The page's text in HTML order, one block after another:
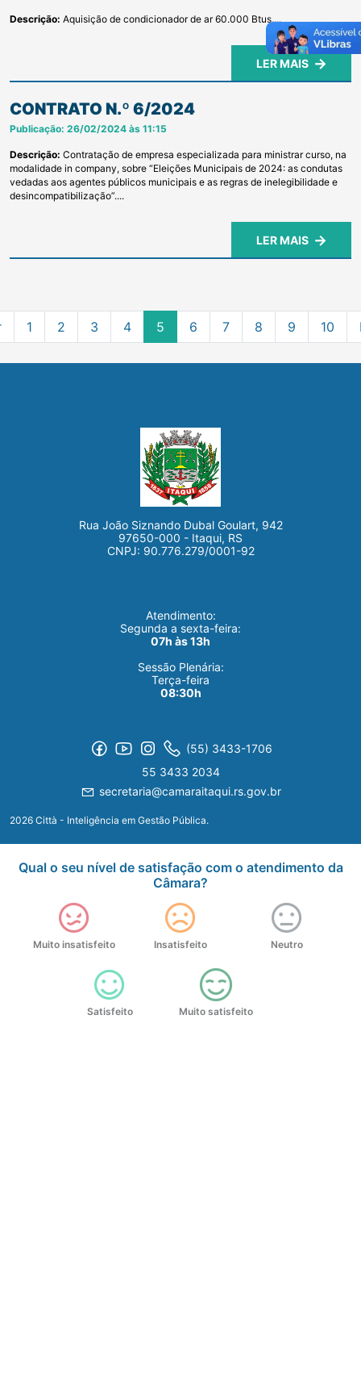
Descrição: Aquisição de condicionador de ar 60.000 Btus....
LER MAIS
CONTRATO N.º 6/2024
Publicação: 26/02/2024 às 11:15
Descrição:
modalidade in company, sobre “Eleições Municipais de 2024: as condutas
vedadas aos agentes públicos municipais e as regras de inelegibilidade e
desincompatibilização”....
LER MAIS
1 2 3 4 5 6 7 8 9 10
Rua João Siznando Dubal Goulart, 942
97650-000 - Itaqui, RS
CNPJ: 90.776.279/0001-92
Atendimento:
Segunda a sexta-feira:
07h às 13h
Sessão Plenária:
Terça-feira
08:30h
(55) 3433-1706
55 3433 2034
secretaria@camaraitaqui.rs.gov.br
2026 Città - Inteligência em Gestão Pública.
Qual o seu nível de satisfação com o atendimento da
Câmara?
Muito insatisfeito Insatisfeito Neutro
Satisfeito Muito satisfeito